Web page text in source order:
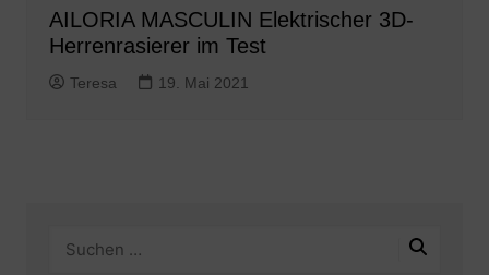
AILORIA MASCULIN Elektrischer 3D-
Herrenrasierer im Test
Teresa 19. Mai 2021